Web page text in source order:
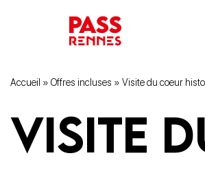
Accueil » Offres incluses » Visite du coeur
Visite